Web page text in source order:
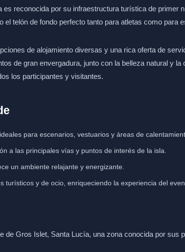
reconocida por su infraestructura turística de primer
el telón de fondo perfecto tanto para atletas como para
de alojamiento diversas y una rica oferta de
de gran envergadura, junto con la belleza natural y la
los participantes y visitantes.
para escenarios, vestuarios y áreas de
a las principales vías y puntos de interés de la isla.
un ambiente relajante y energizante.
turísticos y de ocio, enriqueciendo la experiencia del
de Gros Islet, Santa Lucía, una zona conocida por sus